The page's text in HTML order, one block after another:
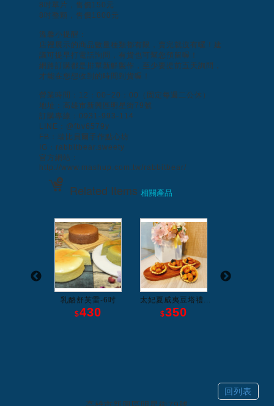
8吋單片，售價150元
8吋整顆，售價1800元
溫馨小提醒：
店裡展示的商品數量種類都有限，賣完就沒有囉！建
議可提早打電話詢問，有貨也可幫您預留喔！
網路訂購都是排單新鮮製作，至少要提前五天詢問，
才能在您想收到的時間到貨喔！
營業時間：12：00~20：00（固定每週二公休）
地址：高雄市新興區明星街79號
訂購專線：0931-993-114
LINE：@fbv6579y
FB：瑞比貝爾手作點心坊
IG：rabbitbear.sweety
官方網站：
http://www.mashup.com.tw/rabbitbear/
Related Items 相關產品
乳酪舒芙雷-6吋
$430
太妃夏威夷豆塔禮...
$350
回列表